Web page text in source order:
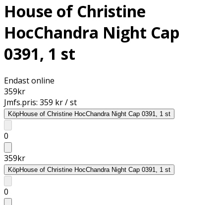
House of Christine
HocChandra Night Cap
0391, 1 st
Endast online
359kr
Jmfs.pris: 359 kr / st
KöpHouse of Christine HocChandra Night Cap 0391, 1 st
0
359kr
KöpHouse of Christine HocChandra Night Cap 0391, 1 st
0